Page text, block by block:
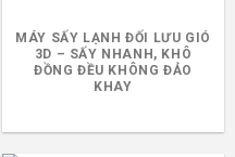
MÁY SẤY LẠNH ĐỐI LƯU GIÓ
3D – SẤY NHANH, KHÔ
ĐỒNG ĐỀU KHÔNG ĐẢO
KHAY